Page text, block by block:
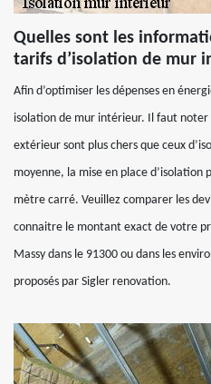
Quelles sont les
tarifs d’isolation de mur
Afin d’optimiser les dépenses en
isolation de mur intérieur. Il faut noter
extérieur sont plus chers que ceux
moyenne, la mise en place d’isolation
mètre carré. Veuillez comparer les
connaitre le montant exact de votre
Massy dans le 91300 ou dans les
proposés par Sigler renovation.